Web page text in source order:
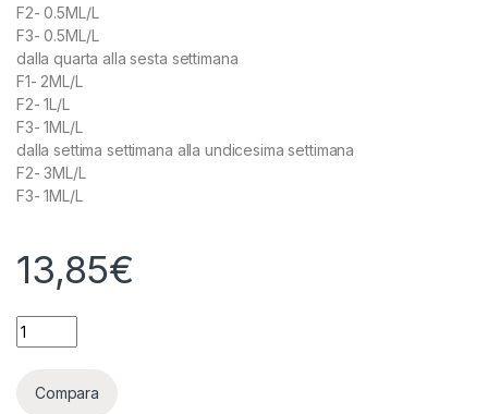
F2- 0.5ML/L
F3- 0.5ML/L
dalla quarta alla sesta settimana
F1- 2ML/L
F2- 1L/L
F3- 1ML/L
dalla settima settimana alla undicesima settimana
F2- 3ML/L
F3- 1ML/L
13,85€
ADVANCED HYDROPONICS - DUTCH FORMULA BLOOM - 1L
Compara